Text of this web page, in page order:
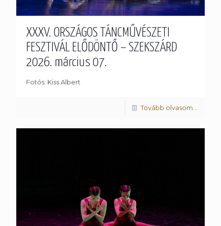
XXXV. ORSZÁGOS TÁNCMŰVÉSZETI
FESZTIVÁL ELŐDÖNTŐ – SZEKSZÁRD
2026. március 07.
Fotós: Kiss Albert
Tovább olvasom...